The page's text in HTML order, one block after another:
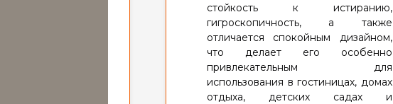
стойкость к истиранию,
гигроскопичность, а также
отличается спокойным дизайном,
что делает его особенно
привлекательным для
использования в гостиницах, домах
отдыха, детских садах и